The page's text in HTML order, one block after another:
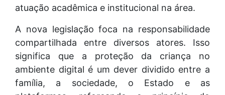
atuação acadêmica e institucional na área.
A nova legislação foca na responsabilidade
compartilhada entre diversos atores. Isso
significa que a proteção da criança no
ambiente digital é um dever dividido entre a
família, a sociedade, o Estado e as